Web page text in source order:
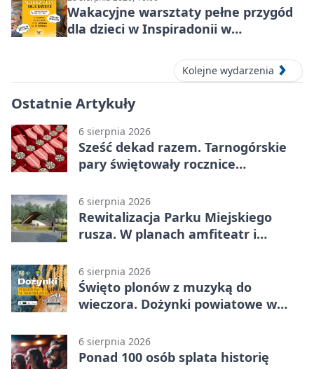
Wakacyjne warsztaty pełne przygód
dla dzieci w Inspiradonii w
Kolejne wydarzenia
Ostatnie Artykuły
6 sierpnia 2026
Sześć dekad razem. Tarnogórskie
pary świętowały rocznice
6 sierpnia 2026
Rewitalizacja Parku Miejskiego
rusza. W planach amfiteatr i
6 sierpnia 2026
Święto plonów z muzyką do
wieczora. Dożynki powiatowe w
6 sierpnia 2026
Ponad 100 osób splata historię